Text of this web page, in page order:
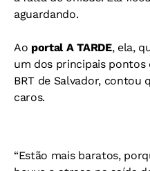
aguardando.
Ao portal A TARDE, ela,
um dos principais pontos
BRT de Salvador, contou
caros.
“Estão mais baratos,